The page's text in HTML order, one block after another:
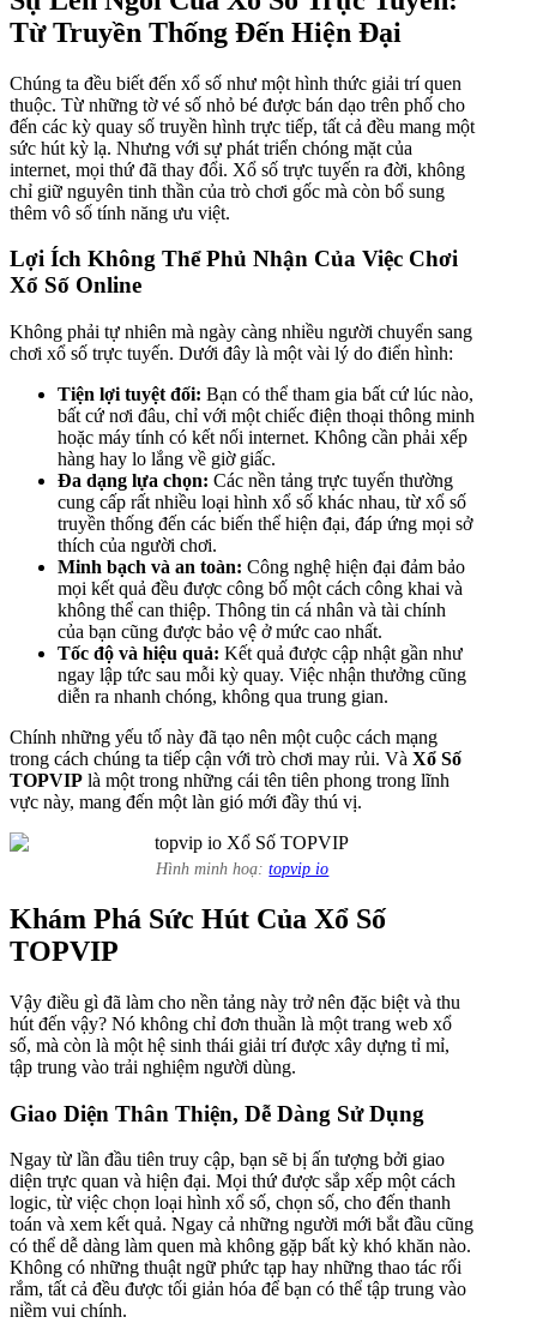
Từ Truyền Thống Đến Hiện Đại
Chúng ta đều biết đến xổ số như một hình thức giải trí quen
thuộc. Từ những tờ vé số nhỏ bé được bán dạo trên phố cho
đến các kỳ quay số truyền hình trực tiếp, tất cả đều mang một
sức hút kỳ lạ. Nhưng với sự phát triển chóng mặt của
internet, mọi thứ đã thay đổi. Xổ số trực tuyến ra đời, không
chỉ giữ nguyên tinh thần của trò chơi gốc mà còn bổ sung
thêm vô số tính năng ưu việt.
Lợi Ích Không Thể Phủ Nhận Của Việc Chơi
Xổ Số Online
Không phải tự nhiên mà ngày càng nhiều người chuyển sang
chơi xổ số trực tuyến. Dưới đây là một vài lý do điển hình:
Tiện lợi tuyệt đối: Bạn có thể tham gia bất cứ lúc nào,
bất cứ nơi đâu, chỉ với một chiếc điện thoại thông minh
hoặc máy tính có kết nối internet. Không cần phải xếp
hàng hay lo lắng về giờ giấc.
Đa dạng lựa chọn: Các nền tảng trực tuyến thường
cung cấp rất nhiều loại hình xổ số khác nhau, từ xổ số
truyền thống đến các biến thể hiện đại, đáp ứng mọi sở
thích của người chơi.
Minh bạch và an toàn: Công nghệ hiện đại đảm bảo
mọi kết quả đều được công bố một cách công khai và
không thể can thiệp. Thông tin cá nhân và tài chính
của bạn cũng được bảo vệ ở mức cao nhất.
Tốc độ và hiệu quả: Kết quả được cập nhật gần như
ngay lập tức sau mỗi kỳ quay. Việc nhận thưởng cũng
diễn ra nhanh chóng, không qua trung gian.
Chính những yếu tố này đã tạo nên một cuộc cách mạng
trong cách chúng ta tiếp cận với trò chơi may rủi. Và Xổ Số
TOPVIP là một trong những cái tên tiên phong trong lĩnh
vực này, mang đến một làn gió mới đầy thú vị.
Hình minh hoạ:topvip io
Khám Phá Sức Hút Của Xổ Số
TOPVIP
Vậy điều gì đã làm cho nền tảng này trở nên đặc biệt và thu
hút đến vậy? Nó không chỉ đơn thuần là một trang web xổ
số, mà còn là một hệ sinh thái giải trí được xây dựng tỉ mỉ,
tập trung vào trải nghiệm người dùng.
Giao Diện Thân Thiện, Dễ Dàng Sử Dụng
Ngay từ lần đầu tiên truy cập, bạn sẽ bị ấn tượng bởi giao
diện trực quan và hiện đại. Mọi thứ được sắp xếp một cách
logic, từ việc chọn loại hình xổ số, chọn số, cho đến thanh
toán và xem kết quả. Ngay cả những người mới bắt đầu cũng
có thể dễ dàng làm quen mà không gặp bất kỳ khó khăn nào.
Không có những thuật ngữ phức tạp hay những thao tác rối
rắm, tất cả đều được tối giản hóa để bạn có thể tập trung vào
niềm vui chính.